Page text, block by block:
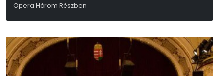
Opera Három Részben